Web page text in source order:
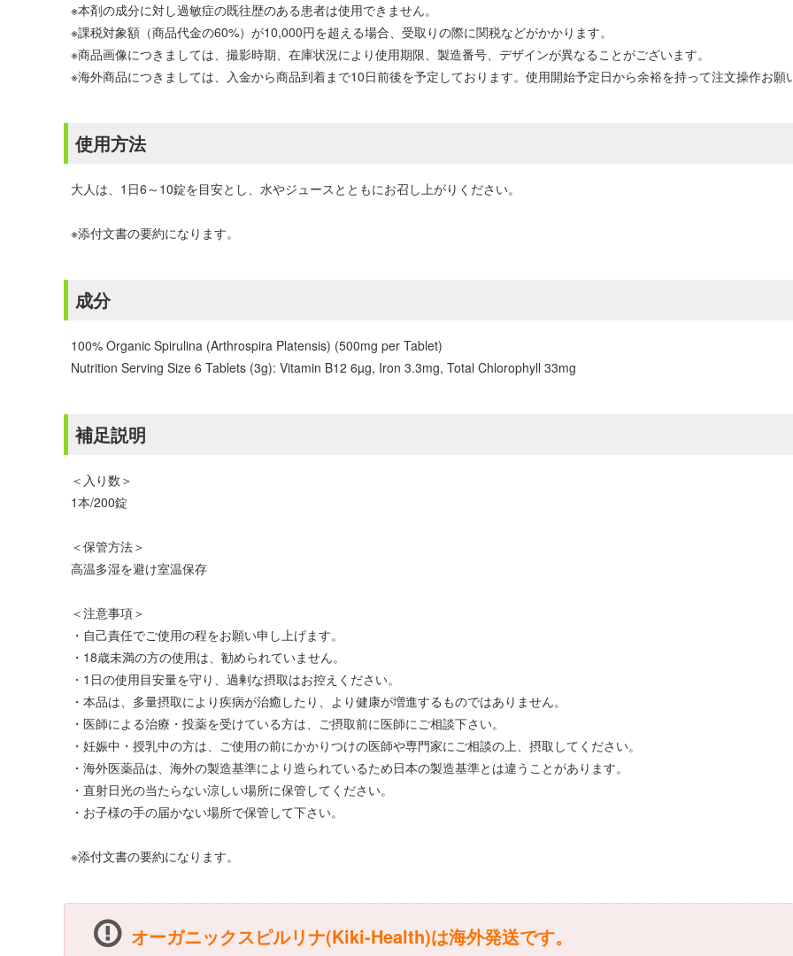
※本剤の成分に対し過敏症の既往歴のある患者は使用できません。
※課税対象額（商品代金の60%）が10,000円を超える場合、受取りの際に関税などがかかります。
※商品画像につきましては、撮影時期、在庫状況により使用期限、製造番号、デザインが異なることがございます。
※海外商品につきましては、入金から商品到着まで10日前後を予定しております。使用開始予定日から余裕を持って注文操作お願
使用方法
大人は、1日6～10錠を目安とし、水やジュースとともにお召し上がりください。
※添付文書の要約になります。
成分
100% Organic Spirulina (Arthrospira Platensis) (500mg per Tablet)
Nutrition Serving Size 6 Tablets (3g): Vitamin B12 6µg, Iron 3.3mg, Total Chlorophyll 33mg
補足説明
＜入り数＞
1本/200錠
＜保管方法＞
高温多湿を避け室温保存
＜注意事項＞
・自己責任でご使用の程をお願い申し上げます。
・18歳未満の方の使用は、勧められていません。
・1日の使用目安量を守り、過剰な摂取はお控えください。
・本品は、多量摂取により疾病が治癒したり、より健康が増進するものではありません。
・医師による治療・投薬を受けている方は、ご摂取前に医師にご相談下さい。
・妊娠中・授乳中の方は、ご使用の前にかかりつけの医師や専門家にご相談の上、摂取してください。
・海外医薬品は、海外の製造基準により造られているため日本の製造基準とは違うことがあります。
・直射日光の当たらない涼しい場所に保管してください。
・お子様の手の届かない場所で保管して下さい。
※添付文書の要約になります。
オーガニックスピルリナ(Kiki-Health)は海外発送です。